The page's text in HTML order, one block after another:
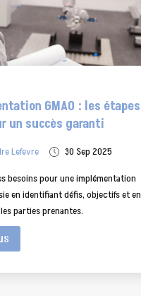
GMAO : les étapes
un succès garanti
Lefevre
30 Sep 2025
besoins pour une implémentation
en identifiant défis, objectifs et en
parties prenantes.